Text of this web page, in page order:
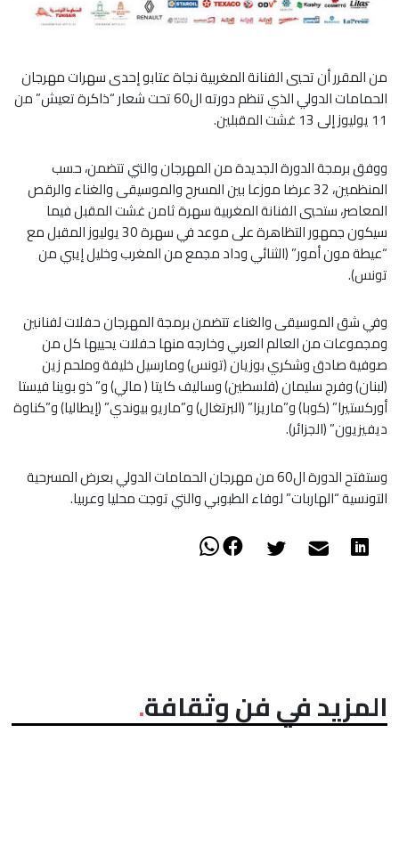
من المقرر أن تحيي الفنانة المغربية نجاة عتابو إحدى سهرات مهرجان
الحمامات الدولي الذي تنظم دورته ال60 تحت شعار “ذاكرة تعيش” من
11 يوليوز إلى 13 غشت المقبلين.
ووفق برمجة الدورة الجديدة من المهرجان والتي تتضمن، حسب
المنظمين، 32 عرضا موزعا بين المسرح والموسيقى والغناء والرقص
المعاصر، ستحيي الفنانة المغربية سهرة ثامن غشت المقبل فيما
سيكون جمهور التظاهرة على موعد في سهرة 30 يوليوز المقبل مع
“عيطة مون أمور” (الثنائي وداد مجمع من المغرب وخليل إيبي من
تونس).
وفي شق الموسيقى والغناء تتضمن برمجة المهرجان حفلات لفنانين
ومجموعات من العالم العربي وخارجه منها حفلات يحييها كل من
صوفية صادق وشكري بوزيان (تونس) ومارسيل خليفة وملحم زين
(لبنان) وفرج سليمان (فلسطين) وساليف كايتا ( مالي) و” ذو بوينا فيستا
أوركستيرا” (كوبا) و”ماريزا” (البرتغال) و”ماريو بيوندي” (إيطاليا) و”كناوة
ديفيزيون” (الجزائر).
وستفتح الدورة ال60 من مهرجان الحمامات الدولي بعرض المسرحية
التونسية “الهاربات” لوفاء الطبوبي والتي توجت محليا وعربيا.
المزيد في فن وثقافة